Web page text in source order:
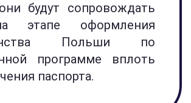
будут сопровождать
этапе оформления
Польши по
программе вплоть
паспорта.